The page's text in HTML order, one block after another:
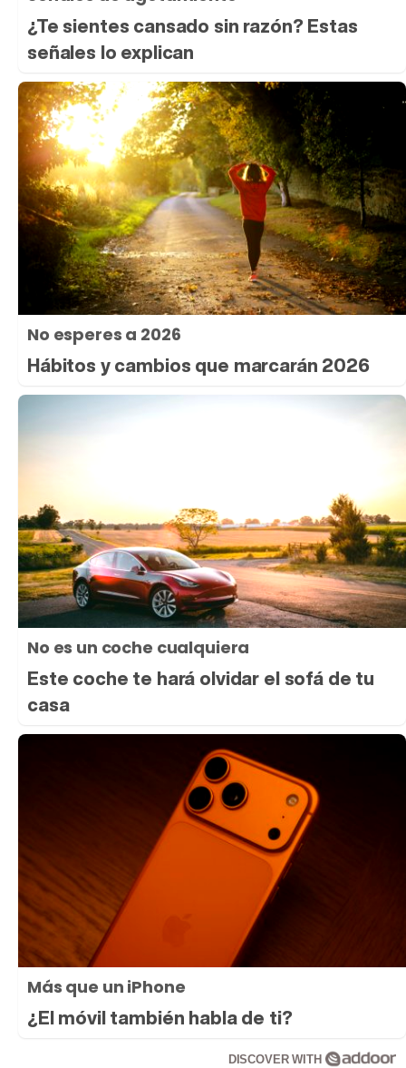
¿Te sientes cansado sin razón? Estas
señales lo explican
No esperes a 2026
Hábitos y cambios que marcarán 2026
No es un coche cualquiera
Este coche te hará olvidar el sofá de tu
casa
Más que un iPhone
¿El móvil también habla de ti?
DISCOVER WITH